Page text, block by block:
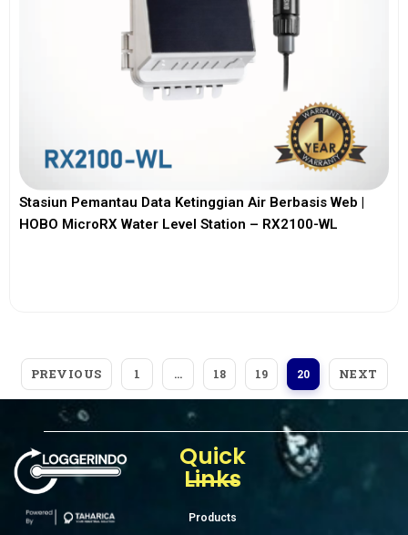
Stasiun Pemantau Data Ketinggian Air Berbasis Web |
HOBO MicroRX Water Level Station – RX2100-WL
PREVIOUS 1 … 18 19 20 NEXT
Quick
Links
Products